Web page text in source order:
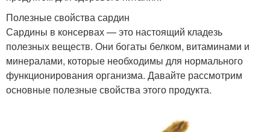
Полезные свойства сардин
Сардины в консервах — это настоящий кладезь
полезных веществ. Они богаты белком, витаминами и
минералами, которые необходимы для нормального
функционирования организма. Давайте рассмотрим
основные полезные свойства этого продукта.